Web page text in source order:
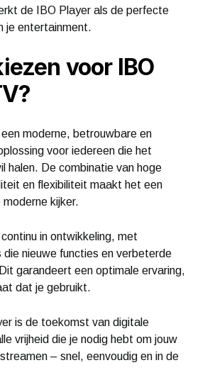
de IBO Player als de perfecte
je entertainment.
voor IBO
moderne, betrouwbare en
voor iedereen die het
halen. De combinatie van hoge
en flexibiliteit maakt het een
kijker.
in ontwikkeling, met
nieuwe functies en verbeterde
garandeert een optimale ervaring,
dat je gebruikt.
is de toekomst van digitale
vrijheid die je nodig hebt om jouw
– snel, eenvoudig en in de